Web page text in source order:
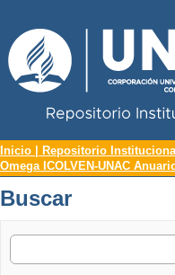
Buscar
Inicio | Repositorio
Omega ICOLVEN-UNAC
Buscar